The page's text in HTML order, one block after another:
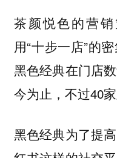
茶颜悦色的营
用“十步一店”的
黑色经典在门店
今为止，不过40家
黑色经典为了提